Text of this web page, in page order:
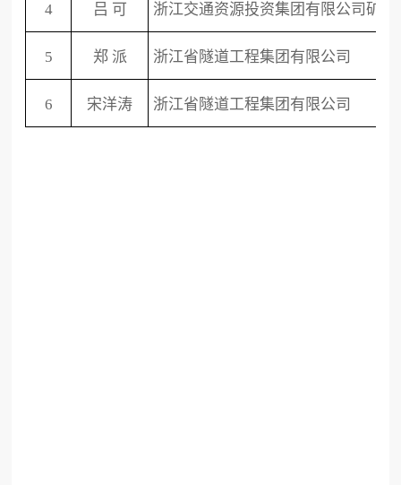
4 吕 可 浙江交通资源投资集团有限公司矿业
5 郑派 浙江省隧道工程集团有限公司
6 宋洋涛 浙江省隧道工程集团有限公司